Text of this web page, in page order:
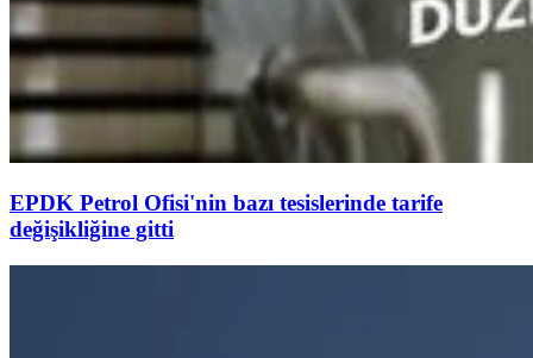
EPDK Petrol Ofisi'nin bazı tesislerinde tarife
değişikliğine gitti